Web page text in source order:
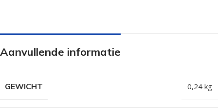
Aanvullende informatie
GEWICHT 0,24 kg